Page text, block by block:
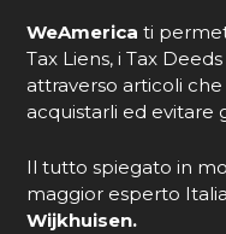
WeAmerica ti
Tax Liens, i Tax
attraverso articoli
acquistarli ed evitare
Il tutto spiegato in
maggior esperto
Wijkhuisen.